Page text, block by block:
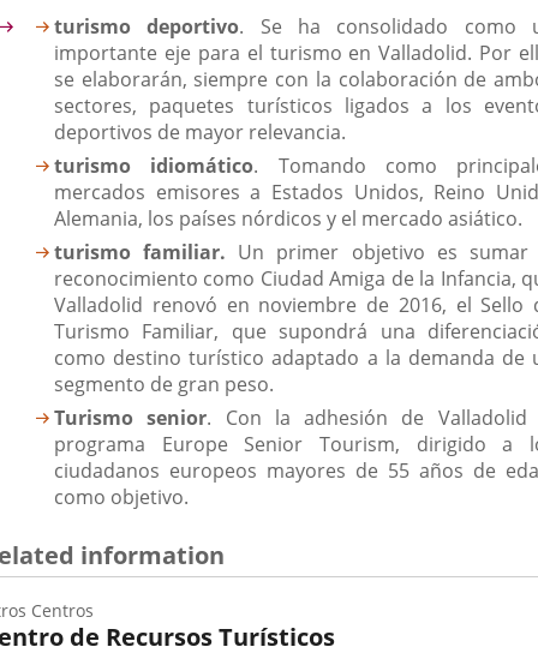
turismo deportivo. Se ha consolidado como
importante eje para el turismo en Valladolid. Por
se elaborarán, siempre con la colaboración de
sectores, paquetes turísticos ligados a los
deportivos de mayor relevancia.
turismo idiomático. Tomando como
mercados emisores a Estados Unidos, Reino
Alemania, los países nórdicos y el mercado asiático.
turismo familiar. Un primer objetivo es sumar
reconocimiento como Ciudad Amiga de la Infancia,
Valladolid renovó en noviembre de 2016, el Sello
Turismo Familiar, que supondrá una
como destino turístico adaptado a la demanda de
segmento de gran peso.
Turismo senior. Con la adhesión de Valladolid
programa Europe Senior Tourism, dirigido a
ciudadanos europeos mayores de 55 años de
como objetivo.
information
de Recursos Turísticos
Centros